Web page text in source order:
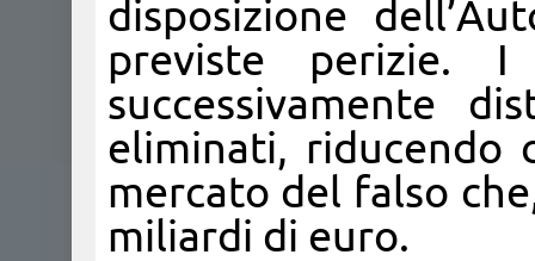
disposizione
previste perizie. I
successivamente
eliminati, riducendo
mercato del falso
miliardi di euro.